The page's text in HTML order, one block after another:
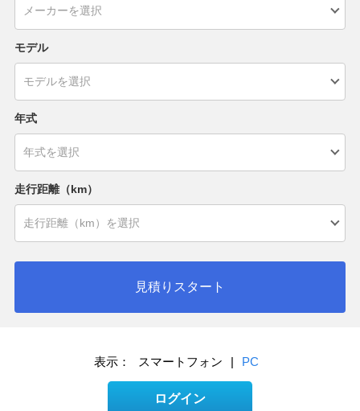
モデル
年式
走行距離（km）
見積りスタート
表示： スマートフォン PC
ログイン